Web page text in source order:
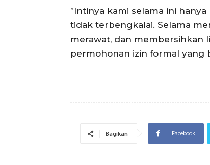
‎​”Intinya kami selama ini
tidak terbengkalai. Selama
merawat, dan membersihkan
permohonan izin formal yang
Bagikan Facebook